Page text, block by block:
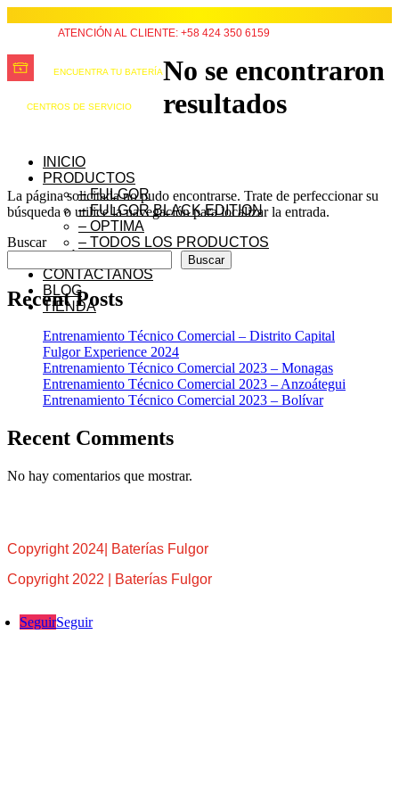
ATENCIÓN AL CLIENTE: +58 424 350 6159
ENCUENTRA TU BATERÍA
CENTROS DE SERVICIO
INICIO
PRODUCTOS
– FULGOR
– FULGOR BLACK EDITION
– OPTIMA
– TODOS LOS PRODUCTOS
CONTÁCTANOS
BLOG
TIENDA
No se encontraron
resultados
La página solicitada no pudo encontrarse. Trate de perfeccionar su
búsqueda o utilice la navegación para localizar la entrada.
Buscar
Buscar
Recent Posts
Entrenamiento Técnico Comercial – Distrito Capital
Fulgor Experience 2024
Entrenamiento Técnico Comercial 2023 – Monagas
Entrenamiento Técnico Comercial 2023 – Anzoátegui
Entrenamiento Técnico Comercial 2023 – Bolívar
Recent Comments
No hay comentarios que mostrar.
Copyright 2024| Baterías Fulgor
Copyright 2022 | Baterías Fulgor
SeguirSeguir